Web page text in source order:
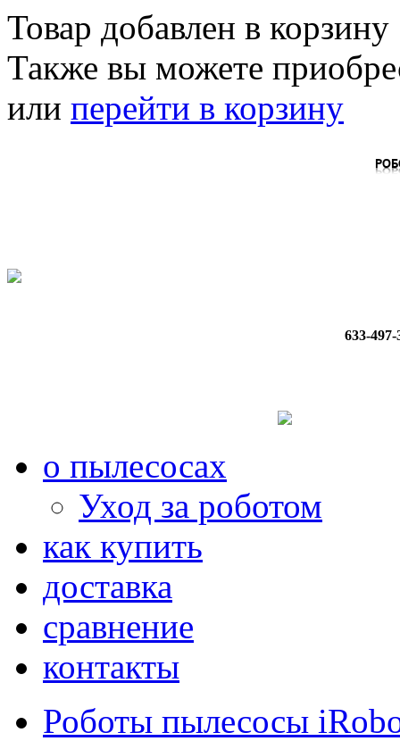
Товар добавлен в корзину
Также вы можете
или перейти в корзину
633-497-
о пылесосах
Уход за роботом
как купить
доставка
сравнение
контакты
Роботы пылесосы